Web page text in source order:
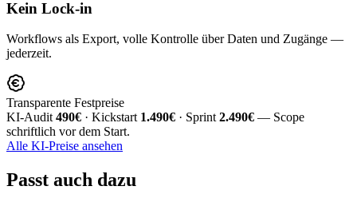
Kein Lock-in
Workflows als Export, volle Kontrolle über Daten und Zugänge —
jederzeit.
Transparente Festpreise
KI-Audit 490€ · Kickstart 1.490€ · Sprint 2.490€ — Scope
schriftlich vor dem Start.
Alle KI-Preise ansehen
Passt auch dazu